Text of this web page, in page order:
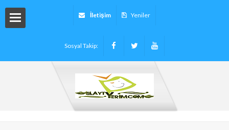
İletişim Yeniler
Sosyal Takip: